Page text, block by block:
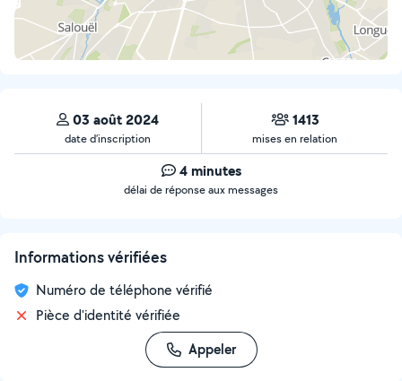
03 août 2024
date d’inscription
1413
mises en relation
4 minutes
délai de réponse aux messages
Informations vérifiées
Numéro de téléphone vérifié
Pièce d'identité vérifiée
Appeler